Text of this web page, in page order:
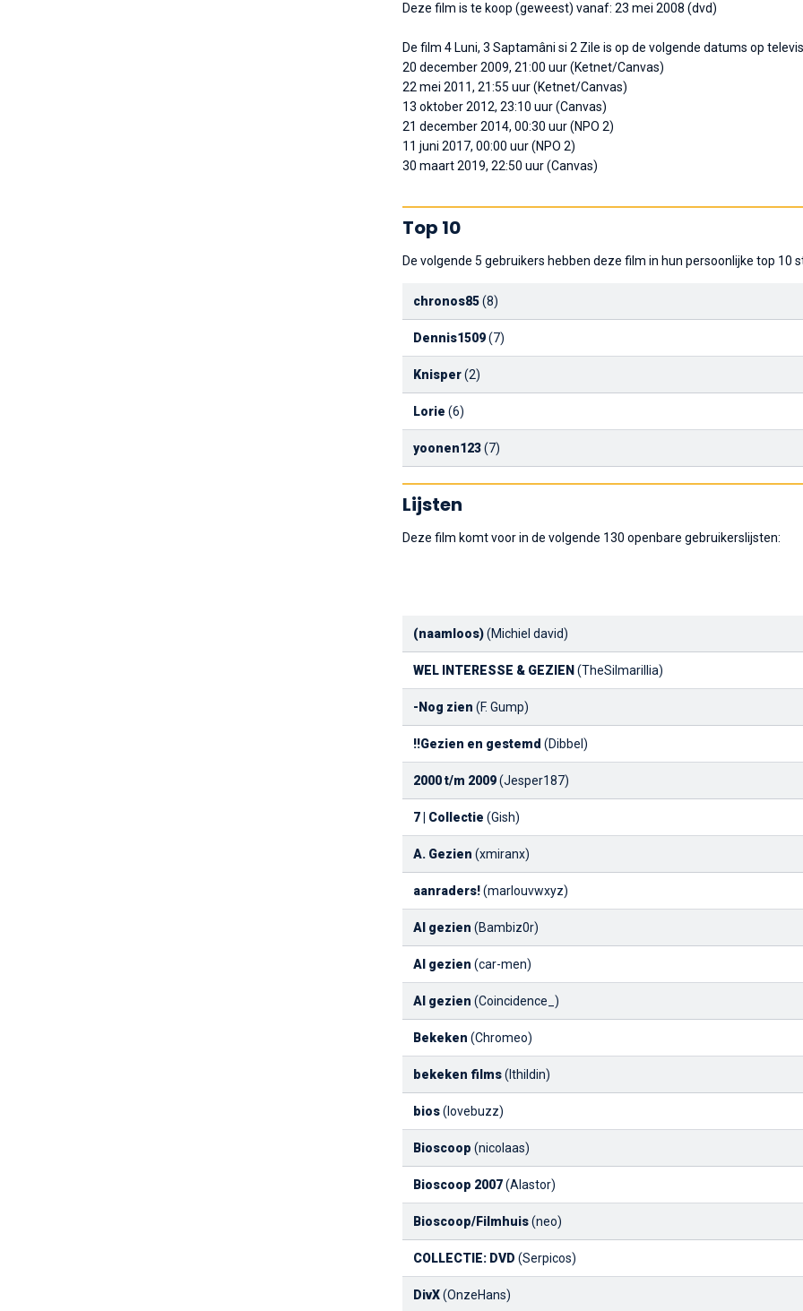
Deze film is te koop (geweest) vanaf: 23 mei 2008 (dvd)
De film 4 Luni, 3 Saptamâni si 2 Zile is op de volgende datums op
20 december 2009, 21:00 uur (Ketnet/Canvas)
22 mei 2011, 21:55 uur (Ketnet/Canvas)
13 oktober 2012, 23:10 uur (Canvas)
21 december 2014, 00:30 uur (NPO 2)
11 juni 2017, 00:00 uur (NPO 2)
30 maart 2019, 22:50 uur (Canvas)
Top 10
De volgende 5 gebruikers hebben deze film in hun persoonlijke top 10
chronos85(8)
Dennis1509(7)
Knisper(2)
Lorie (6)
yoonen123(7)
Lijsten
Deze film komt voor in de volgende 130 openbare gebruikerslijsten:
(naamloos)(Michiel david)
WEL INTERESSE & GEZIEN (TheSilmarillia)
-Nog zien (F. Gump)
!!Gezien en gestemd (Dibbel)
2000 t/m 2009(Jesper187)
7 | Collectie (Gish)
A. Gezien (xmiranx)
aanraders!(marlouvwxyz)
Al gezien (Bambiz0r)
Al gezien (car-men)
Al gezien (Coincidence_)
Bekeken (Chromeo)
bekeken films(Ithildin)
bios(lovebuzz)
Bioscoop (nicolaas)
Bioscoop 2007(Alastor)
Bioscoop/Filmhuis(neo)
COLLECTIE: DVD (Serpicos)
DivX(OnzeHans)